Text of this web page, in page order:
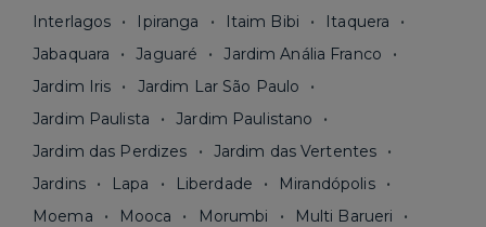
Interlagos
Ipiranga Itaim Bibi
Itaquera
Jabaquara
Jaguaré
Jardim Anália Franco
Jardim Iris
Jardim Lar São Paulo
Jardim Paulista
Jardim Paulistano
Jardim das Perdizes
Jardim das Vertentes
Jardins
Lapa Liberdade
Mirandópolis
Moema
Mooca Morumbi
Multi Barueri